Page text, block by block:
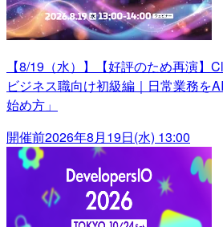
【8/19（水）】【好評のため再演】
ビジネス職向け初級編｜日常業務を
始め方」
開催前2026年8月19日(水) 13:00